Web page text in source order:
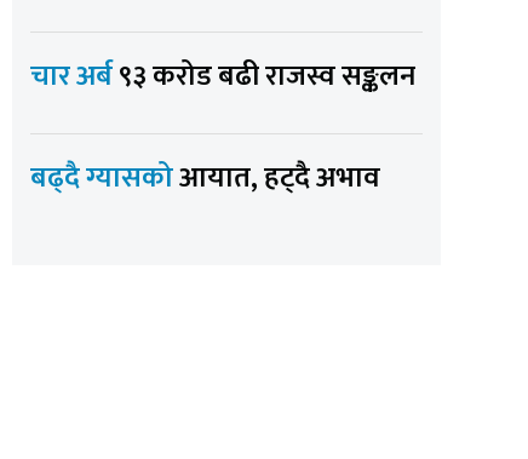
चार अर्ब९३ करोड बढी राजस्व सङ्कलन
बढ्दै ग्यासकोआयात, हट्दै अभाव